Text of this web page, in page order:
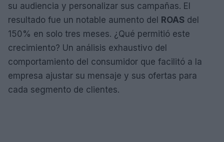
su audiencia y personalizar sus campañas. El
resultado fue un notable aumento del ROAS del
150% en solo tres meses. ¿Qué permitió este
crecimiento? Un análisis exhaustivo del
comportamiento del consumidor que facilitó a la
empresa ajustar su mensaje y sus ofertas para
cada segmento de clientes.